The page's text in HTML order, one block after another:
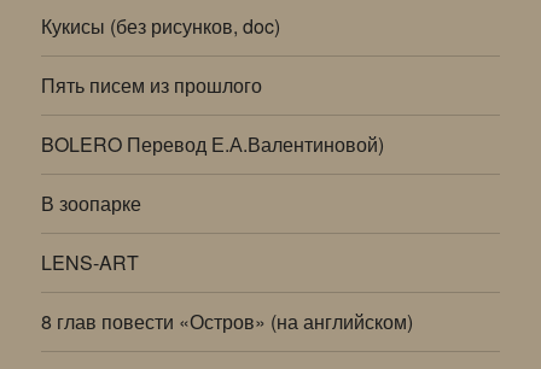
Кукисы (без рисунков, doc)
Пять писем из прошлого
BOLERO Перевод Е.А.Валентиновой)
В зоопарке
LENS-ART
8 глав повести «Остров» (на английском)